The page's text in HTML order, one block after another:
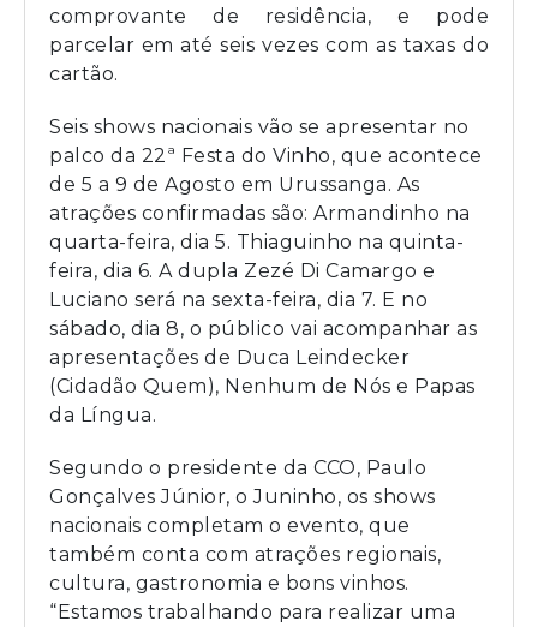
comprovante de residência, e pode
parcelar em até seis vezes com as taxas do
cartão.
Seis shows nacionais vão se apresentar no
palco da 22ª Festa do Vinho, que acontece
de 5 a 9 de Agosto em Urussanga. As
atrações confirmadas são: Armandinho na
quarta-feira, dia 5. Thiaguinho na quinta-
feira, dia 6. A dupla Zezé Di Camargo e
Luciano será na sexta-feira, dia 7. E no
sábado, dia 8, o público vai acompanhar as
apresentações de Duca Leindecker
(Cidadão Quem), Nenhum de Nós e Papas
da Língua.
Segundo o presidente da CCO, Paulo
Gonçalves Júnior, o Juninho, os shows
nacionais completam o evento, que
também conta com atrações regionais,
cultura, gastronomia e bons vinhos.
“Estamos trabalhando para realizar uma